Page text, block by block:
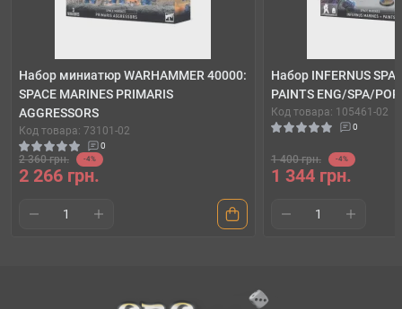
Набор миниатюр WARHAMMER 40000:
SPACE MARINES PRIMARIS
AGGRESSORS
Код товара: 73101-02
0
2 360 грн. -4%
2 266 грн.
Набор INFERNUS
PAINTS ENG/SPA/
Код товара: 105461-02
0
1 400 грн. -4%
1 344 грн.